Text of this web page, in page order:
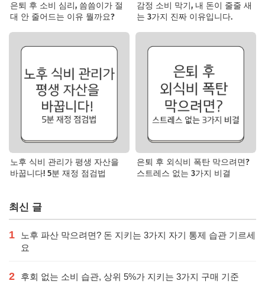
은퇴 후 소비 심리, 씀씀이가 절
대 안 줄어드는 이유 뭘까요?
감정 소비 막기, 내 돈이 줄줄 새
는 3가지 진짜 이유입니다.
노후 식비 관리가 평생 자산을
바꿉니다! 5분 재정 점검법
은퇴 후 외식비 폭탄 막으려면?
스트레스 없는 3가지 비결
최신 글
1
노후 파산 막으려면? 돈 지키는 3가지 자기 통제 습관 기르세
요
2 후회 없는 소비 습관, 상위 5%가 지키는 3가지 구매 기준